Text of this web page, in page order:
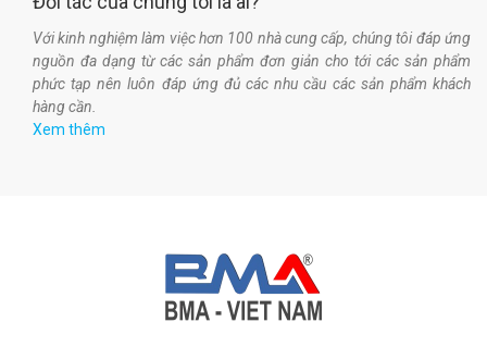
Với kinh nghiệm làm việc hơn 100 nhà cung cấp, chúng tôi đáp ứng
nguồn đa dạng từ các sản phẩm đơn giản cho tới các sản phẩm
phức tạp nên luôn đáp ứng đủ các nhu cầu các sản phẩm khách
hàng cần.
Xem thêm